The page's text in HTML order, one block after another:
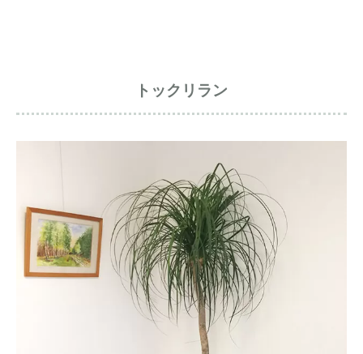
トックリラン